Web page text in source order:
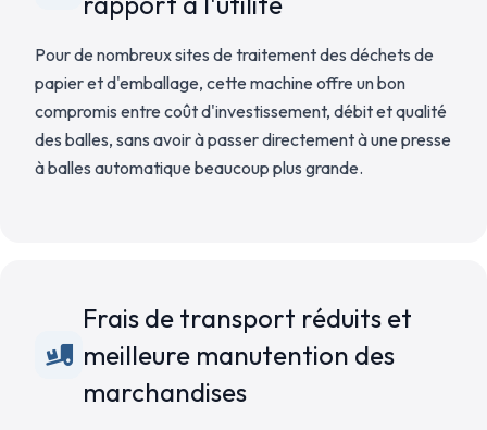
Pour de nombreux sites de traitement des déchets de
papier et d'emballage, cette machine offre un bon
compromis entre coût d'investissement, débit et qualité
des balles, sans avoir à passer directement à une presse
à balles automatique beaucoup plus grande.
Frais de transport réduits et
meilleure manutention des
marchandises